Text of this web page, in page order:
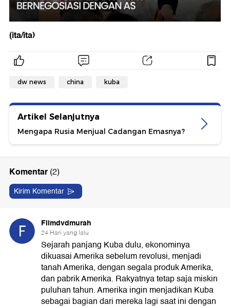
(ita/ita)
dw news china kuba
Artikel Selanjutnya
Mengapa Rusia Menjual Cadangan Emasnya?